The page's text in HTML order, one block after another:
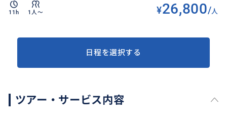
11h 1人〜 ¥26,800/人
日程を選択する
ツアー・サービス内容